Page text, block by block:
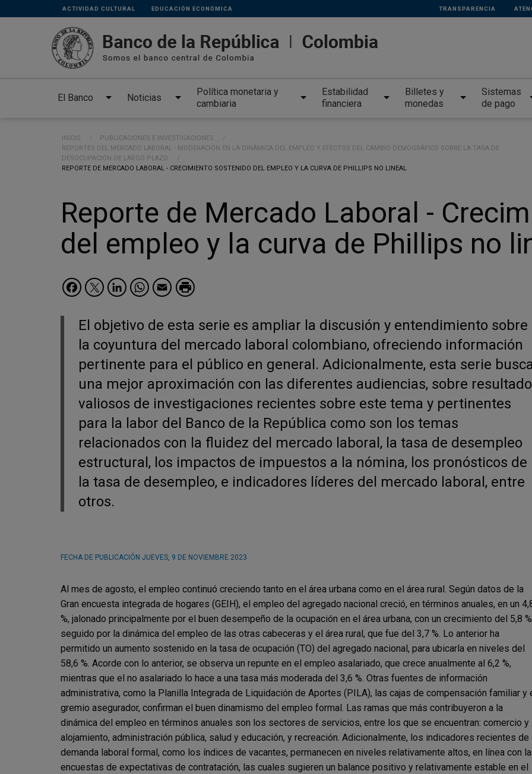
Pasar al contenido principal
Links
secundarios
ACTIVIDAD CULTURAL EDUCACIÓN ECONÓMICA TRANSPARENCIA
El Banco Noticias
Política monetaria y
cambiaria
Estabilidad
financiera
Billetes y
monedas
Sistemas
de pago
Ruta de navegación
INICIO
PUBLICACIONES E INVESTIGACIONES
REPORTES DEL MERCADO LABORAL - MODERACIÓN EN LA DINÁMICA DEL EMPLEO Y EFECTOS DEL CAMBIO DEMOGRÁFICO SOBRE LA TASA DE
DESOCUPACIÓN DE LARGO PLAZO
CURRENT:
REPORTE DE MERCADO LABORAL - CRECIMIENTO SOSTENIDO DEL EMPLEO Y LA CURVA DE PHILLIPS NO LINEAL
Reporte de Mercado Laboral -
del empleo y la curva de Phillips no
Facebook
Twitter
LinkedIn
WhatsApp
Email
El objetivo de esta serie es ampliar la discusión y entendimiento sobre
la coyuntura del mercado laboral colombiano, ofreciendo información
pertinente para el público en general. Adicionalmente, esta serie
una mejor aproximación con las diferentes audiencias, sobre
valiosos de investigaciones recientes sobre este tema y pertinentes
para la labor del Banco de la República como son los temas
relacionados con la fluidez del mercado laboral, la tasa de desempleo
estructural, los impactos de impuestos a la nómina, los pronósticos de
la tasa de desempleo, e indicadores líderes del mercado laboral, entre
otros.
FECHA DE PUBLICACIÓN JUEVES, 9 DE NOVIEMBRE 2023
Al mes de agosto, el empleo continuó creciendo tanto en el área urbana como en el área rural. Según datos de la
Gran encuesta integrada de hogares (GEIH), el empleo del agregado nacional creció, en términos anuales, en un
%, jalonado principalmente por el buen desempeño de la ocupación en el área urbana, con un crecimiento del 5,8
seguido por la dinámica del empleo de las otras cabeceras y el área rural, que fue del 3,7 %. Lo anterior ha
permitido un aumento sostenido en la tasa de ocupación (TO) del agregado nacional, para ubicarla en niveles del
58,6 %. Acorde con lo anterior, se observa un repunte en el empleo asalariado, que crece anualmente al 6,2 %,
mientras que el no asalariado lo hace a una tasa más moderada del 3,6 %. Otras fuentes de información
administrativa, como la Planilla Integrada de Liquidación de Aportes (PILA), las cajas de compensación familiar y
gremio asegurador, confirman el buen dinamismo del empleo formal. Las ramas que más contribuyeron a la
dinámica del empleo en términos anuales son los sectores de servicios, entre los que se encuentran: comercio y
alojamiento, administración pública, salud y educación, y recreación. Adicionalmente, los indicadores recientes de
demanda laboral formal, como los índices de vacantes, permanecen en niveles relativamente altos, en línea con
encuestas de expectativas de contratación, las cuales sugieren un balance positivo y relativamente estable en el